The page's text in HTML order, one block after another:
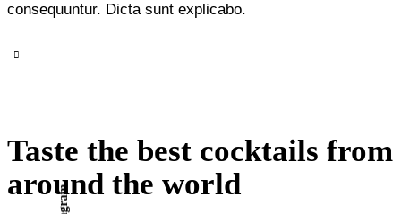
consequuntur. Dicta sunt explicabo.
Taste the best cocktails from
around the world